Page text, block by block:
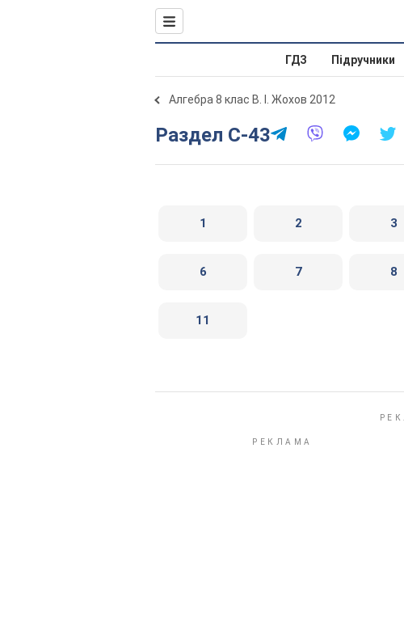
ГДЗ Підручники
Алгебра 8 клас В. І. Жохов 2012
Раздел C-43
1 2 3
6 7 8
11